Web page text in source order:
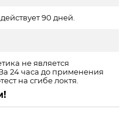
90 дней.
не является
24 часа до применения
на сгибе локтя.